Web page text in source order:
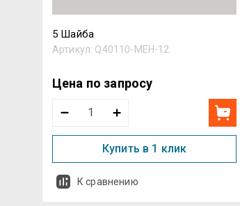
5 Шайба
Артикул: Q40110-MEH-12
Цена по запросу
Купить в 1 клик
К сравнению